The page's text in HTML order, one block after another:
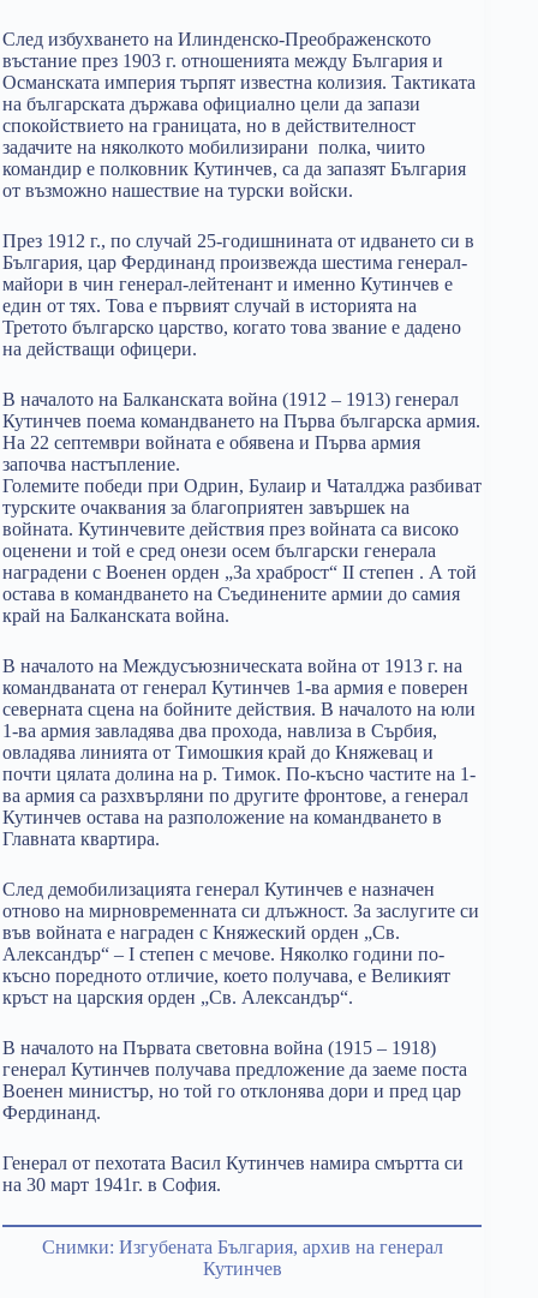
След избухването на Илинденско-Преображенското
въстание през 1903 г. отношенията между България и
Османската империя търпят известна колизия. Тактиката
на българската държава официално цели да запази
спокойствието на границата, но в действителност
задачите на няколкото мобилизирани полка, чиито
командир е полковник Кутинчев, са да запазят България
от възможно нашествие на турски войски.
През 1912 г., по случай 25-годишнината от идването си в
България, цар Фердинанд произвежда шестима генерал-
майори в чин генерал-лейтенант и именно Кутинчев е
един от тях. Това е първият случай в историята на
Третото българско царство, когато това звание е дадено
на действащи офицери.
В началото на Балканската война (1912 – 1913) генерал
Кутинчев поема командването на Първа българска армия.
На 22 септември войната е обявена и Първа армия
започва настъпление.
Големите победи при Одрин, Булаир и Чаталджа разбиват
турските очаквания за благоприятен завършек на
войната. Кутинчевите действия през войната са високо
оценени и той е сред онези осем български генерала
наградени с Военен орден „За храброст“ II степен . А той
остава в командването на Съединените армии до самия
край на Балканската война.
В началото на Междусъюзническата война от 1913 г. на
командваната от генерал Кутинчев 1-ва армия е поверен
северната сцена на бойните действия. В началото на юли
1-ва армия завладява два прохода, навлиза в Сърбия,
овладява линията от Тимошкия край до Княжевац и
почти цялата долина на р. Тимок. По-късно частите на 1-
ва армия са разхвърляни по другите фронтове, а генерал
Кутинчев остава на разположение на командването в
Главната квартира.
След демобилизацията генерал Кутинчев е назначен
отново на мирновременната си длъжност. За заслугите си
във войната е награден с Княжеский орден „Св.
Александър“ – I степен с мечове. Няколко години по-
късно поредното отличие, което получава, е Великият
кръст на царския орден „Св. Александър“.
В началото на Първата световна война (1915 – 1918)
генерал Кутинчев получава предложение да заеме поста
Военен министър, но той го отклонява дори и пред цар
Фердинанд.
Генерал от пехотата Васил Кутинчев намира смъртта си
на 30 март 1941г. в София.
Снимки: Изгубената България, архив на генерал
Кутинчев